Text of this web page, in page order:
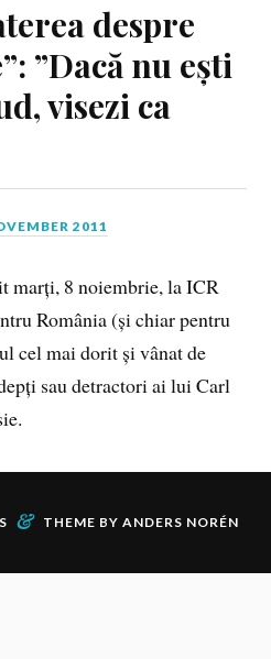
despre
”Dacă nu ești
visezi ca
2011
marți, 8 noiembrie, la ICR
România (și chiar pentru
cel mai dorit și vânat de
sau detractori ai lui Carl
& THEME BY ANDERS NORÉN